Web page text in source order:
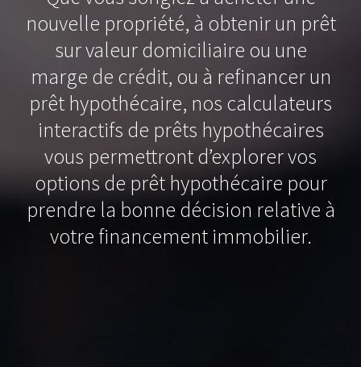
nouvelle propriété, à obtenir un prêt
sur valeur domiciliaire ou une
marge de crédit, ou à refinancer un
prêt hypothécaire, nos calculateurs
interactifs de prêts hypothécaires
vous permettront d’explorer vos
options de prêt hypothécaire pour
prendre la bonne décision relative à
votre financement immobilier.